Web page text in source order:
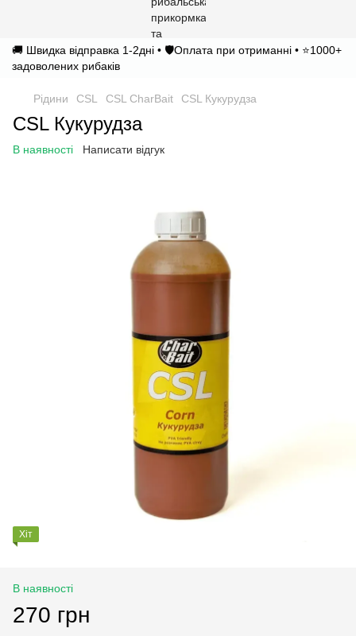
🚚 Швидка відправка 1-2дні • 🛡️Оплата при отриманні • ⭐1000+
задоволених рибаків
Рідини CSL CSL CharBait CSL Кукурудза
CSL Кукурудза
В наявності Написати відгук
Хіт
В наявності
270 грн